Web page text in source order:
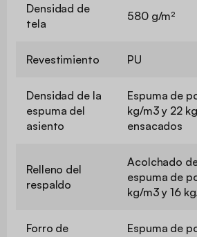
Densidad de
tela
580 g/m²
Revestimiento PU
Densidad de la
espuma del
asiento
Espuma de
kg/m3 y 22
ensacados
Relleno del
respaldo
Acolchado
espuma de
kg/m3 y 16
Forro de
Espuma de